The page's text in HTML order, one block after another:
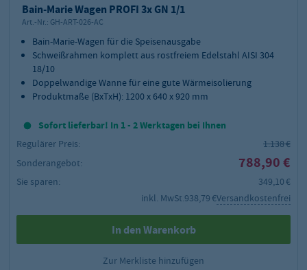
Bain-Marie Wagen PROFI 3x GN 1/1
Art.-Nr.: GH-ART-026-AC
Bain-Marie-Wagen für die Speisenausgabe
Schweißrahmen komplett aus rostfreiem Edelstahl AISI 304
18/10
Doppelwandige Wanne für eine gute Wärmeisolierung
Produktmaße (BxTxH): 1200 x 640 x 920 mm
Sofort lieferbar! In 1 - 2 Werktagen bei Ihnen
Regulärer Preis:
1.138 €
Sonderangebot:
788,90 €
Sie sparen:
349,10 €
inkl. MwSt.938,79 €Versandkostenfrei
In den Warenkorb
Zur Merkliste hinzufügen